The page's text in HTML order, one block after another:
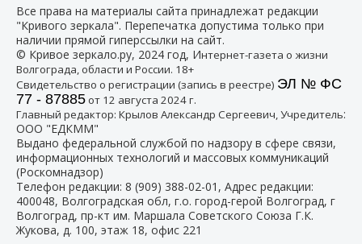
Все права на материалы сайта принадлежат редакции
"Кривого зеркала". Перепечатка допустима только при
наличии прямой гиперссылки на сайт.
© Кривое зеркало.ру, 2024 год, Интернет-газета о жизни
Волгограда, области и России. 18+
Свидетельство о регистрации (запись в реестре) ЭЛ № ФС
77 - 87885от 12 августа 2024 г.
Главный редактор: Крылов Александр Сергеевич, Учредитель:
ООО "ЕДКММ"
Выдано федеральной службой по надзору в сфере связи,
информационных технологий и массовых коммуникаций
(Роскомнадзор)
Телефон редакции: 8 (909) 388-02-01 , Адрес редакции:
400048, Волгоградская обл, г.о. город-герой Волгоград, г
Волгоград, пр-кт им. Маршала Советского Союза Г.К.
Жукова, д. 100, этаж 18, офис 221